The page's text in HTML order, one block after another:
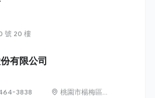
號 20 樓
有限公司
3838
桃園市楊梅區高